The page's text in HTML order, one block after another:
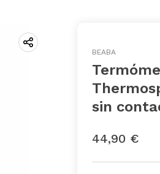
BEABA
sin
44,90 €